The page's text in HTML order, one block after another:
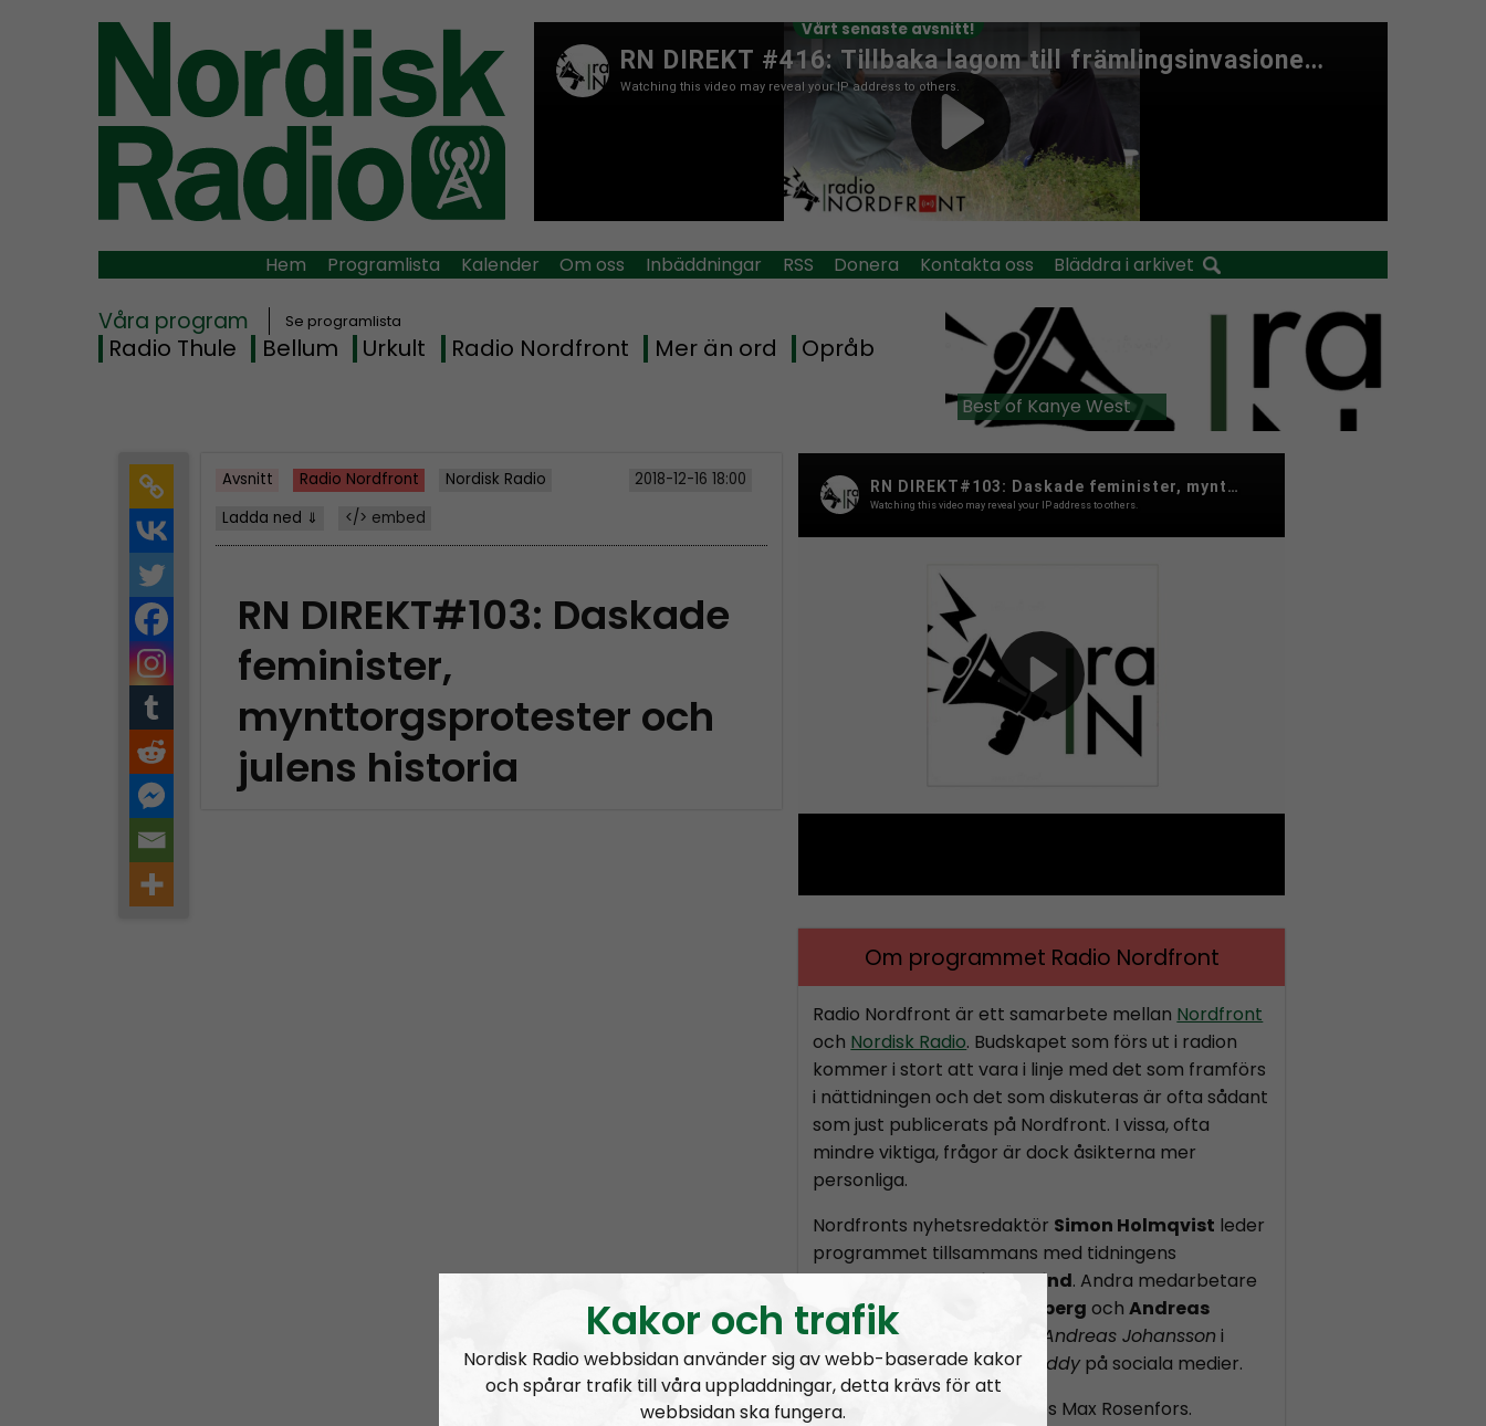
Vårt senaste avsnitt!
Hem Programlista Kalender Om oss Inbäddningar RSS Donera Kontakta oss Bläddra i arkivet
Våra program Se programlista
Radio Thule Bellum Urkult Radio Nordfront Mer än ord Opråb
Best of Kanye West
Avsnitt Radio Nordfront Nordisk Radio
2018-12-16 18:00
Ladda ned ⇓
</> embed
RN DIREKT#103: Daskade
feminister,
mynttorgsprotester och
julens historia
Om programmet Radio Nordfront
Radio Nordfront är ett samarbete mellan Nordfront
och Nordisk Radio. Budskapet som förs ut i radion
kommer i stort att vara i linje med det som framförs
i nättidningen och det som diskuteras är ofta sådant
som just publicerats på Nordfront. I vissa, ofta
mindre viktiga, frågor är dock åsikterna mer
personliga.
Nordfronts nyhetsredaktör Simon Holmqvist leder
programmet tillsammans med tidningens
chefredaktörMartin Saxlind. Andra medarbetare
är skribenten
Tobias Lindberg ochAndreas
Holmvall, även känd som Andreas Johansson i
Nordic FrontierochHey Buddy på sociala medier.
Producent är Nordisk Radios Max Rosenfors.
Kakor och trafik
Nordisk Radio webbsidan använder sig av webb-baserade kakor
och spårar trafik till våra uppladdningar, detta krävs för att
webbsidan ska fungera.